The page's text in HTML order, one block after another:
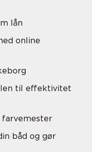
lån
online
til effektivitet
farvemester
båd og gør